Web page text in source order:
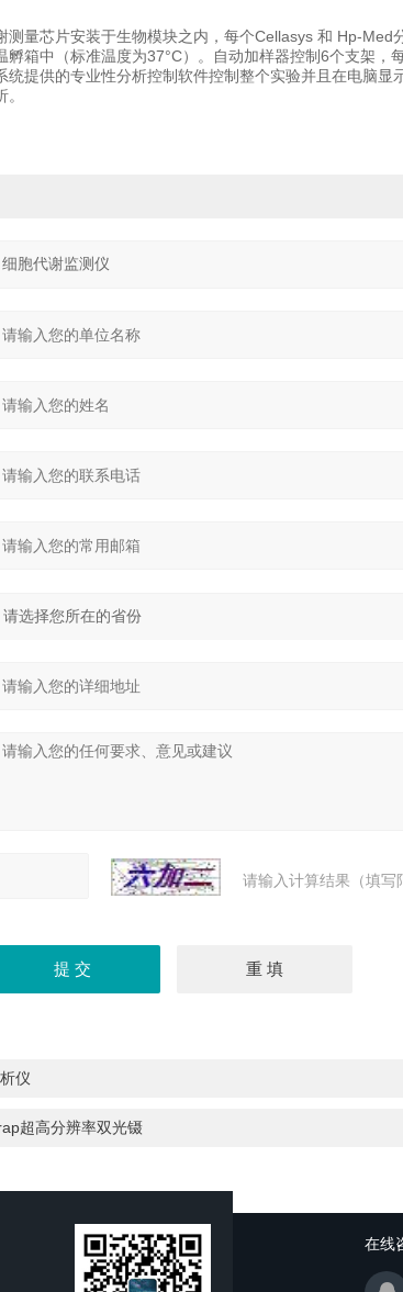
量芯片安装于生物模块之内，每个Cellasys 和 Hp-Med
孵箱中（标准温度为37°C）。自动加样器控制6个支架
统提供的专业性分析控制软件控制整个实验并且在电脑
请输入计算结果（填写
仪
超高分辨率双光镊
在线